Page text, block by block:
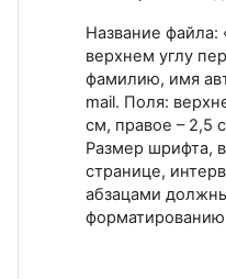
Название
верхнем углу
фамилию, имя
mail. Поля:
см, правое – 2,5
Размер шрифта,
странице,
абзацами
форматированию